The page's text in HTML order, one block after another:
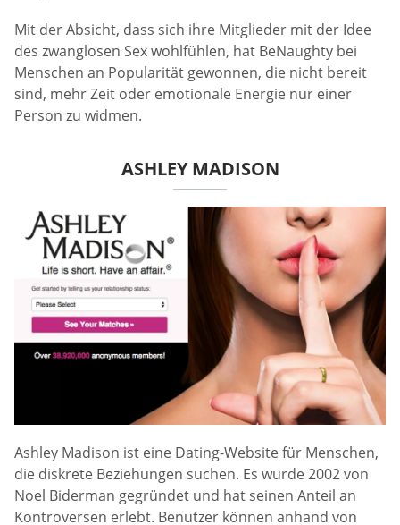
Mit der Absicht, dass sich ihre Mitglieder mit der Idee
des zwanglosen Sex wohlfühlen, hat BeNaughty bei
Menschen an Popularität gewonnen, die nicht bereit
sind, mehr Zeit oder emotionale Energie nur einer
Person zu widmen.
ASHLEY MADISON
Ashley Madison ist eine Dating-Website für Menschen,
die diskrete Beziehungen suchen. Es wurde 2002 von
Noel Biderman gegründet und hat seinen Anteil an
Kontroversen erlebt. Benutzer können anhand von